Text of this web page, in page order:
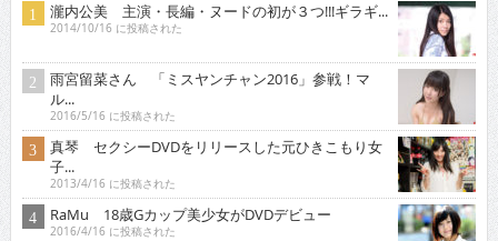
瀧内公美 主演・長編・ヌードの初が３つ!!!ギラギ...
2014/10/16 に投稿された
雨宮留菜さん 「ミスヤンチャン2016」参戦！マ
ル...
2016/5/16 に投稿された
真琴 セクシーDVDをリリースした元ひきこもり女
子...
2013/4/16 に投稿された
RaMu 18歳Gカップ美少女がDVDデビュー
2016/4/16 に投稿された